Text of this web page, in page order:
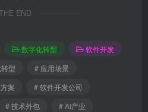
END
数字化转型
软件开发
型
# 应用场景
案
# 软件开发公司
# 技术外包 # AI产业